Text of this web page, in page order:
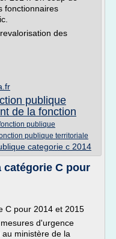
fonctionnaires
des
publique
de la fonction
publique
publique territoriale
categorie c 2014
catégorie C pour
C pour 2014 et 2015
d'urgence
ministère de la